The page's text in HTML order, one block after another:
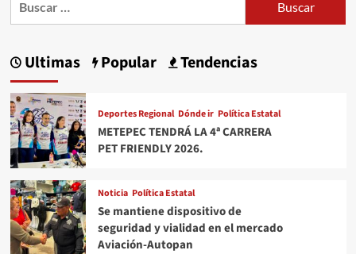
cultural
la
de
la
Nieve
Oaxaca
Ultimas Popular Tendencias
Deportes Regional Dónde ir Política Estatal
METEPEC TENDRÁ LA 4ª CARRERA
PET FRIENDLY 2026.
Noticia Política Estatal
Se mantiene dispositivo de
seguridad y vialidad en el mercado
Aviación-Autopan